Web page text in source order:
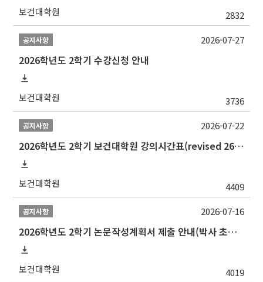
보건대학원 2832
공지사항
2026학년도 2학기 수강신청 안내
보건대학원 3736
2026-07-27
공지사항
2026학년도 2학기 보건대학원 강의시간표(revised 260803)(2026 2nd SEMESTER SNU GSPH TIMETABLE)
보건대학원 4409
2026-07-22
공지사항
2026학년도 2학기 논문작성계획서 제출 안내(박사 초심 일정 포함)_Thesis Proposal
보건대학원 4019
2026-07-16